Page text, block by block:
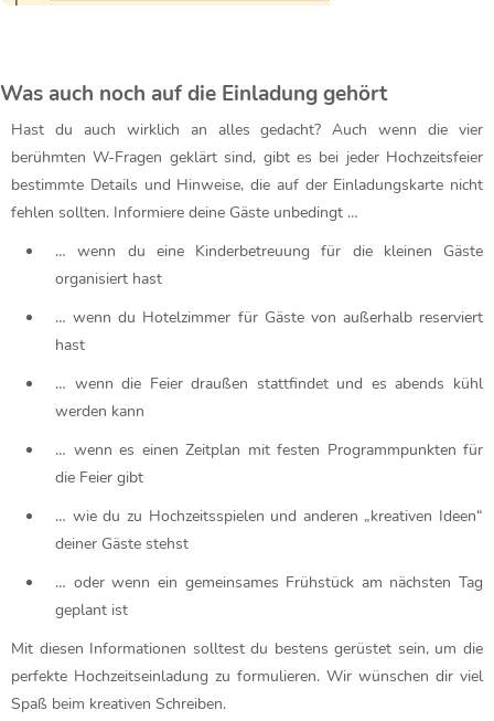
Was auch noch auf die Einladung gehört
Hast du auch wirklich an alles gedacht? Auch wenn die vier
berühmten W-Fragen geklärt sind, gibt es bei jeder Hochzeitsfeier
bestimmte Details und Hinweise, die auf der Einladungskarte nicht
fehlen sollten. Informiere deine Gäste unbedingt …
… wenn du eine Kinderbetreuung für die kleinen Gäste
organisiert hast
… wenn du Hotelzimmer für Gäste von außerhalb reserviert
hast
… wenn die Feier draußen stattfindet und es abends kühl
werden kann
… wenn es einen Zeitplan mit festen Programmpunkten für
die Feier gibt
… wie du zu Hochzeitsspielen und anderen „kreativen Ideen“
deiner Gäste stehst
… oder wenn ein gemeinsames Frühstück am nächsten Tag
geplant ist
Mit diesen Informationen solltest du bestens gerüstet sein, um die
perfekte Hochzeitseinladung zu formulieren. Wir wünschen dir viel
Spaß beim kreativen Schreiben.